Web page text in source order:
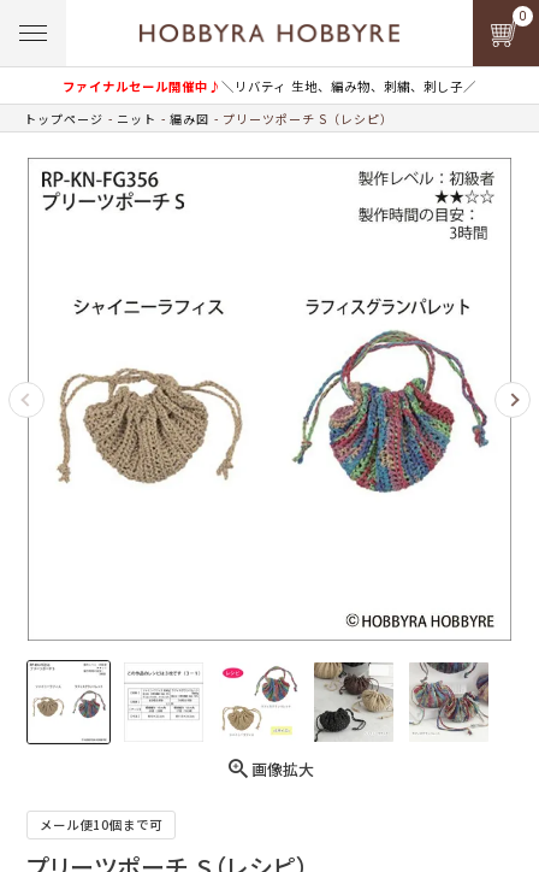
ファイナルセール開催中♪＼リバティ 生地、編み物、刺繍、刺し子／
0
トップページ ニット 編み図 プリーツポーチ S（レシピ）
画像拡大
メール便10個まで可